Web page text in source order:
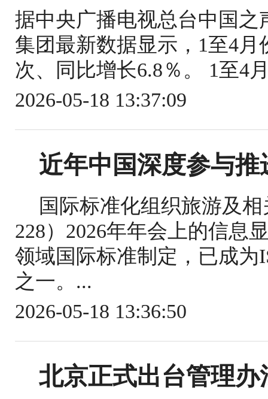
据中央广播电视总台中国
集团最新数据显示，1至4月
次、同比增长6.8％。 1至4
2026-05-18 13:37:09
近年中国深度参与
国际标准化组织旅游及
228）2026年年会上的信息
领域国际标准制定，已成为
之一。...
2026-05-18 13:36:50
北京正式出台管理